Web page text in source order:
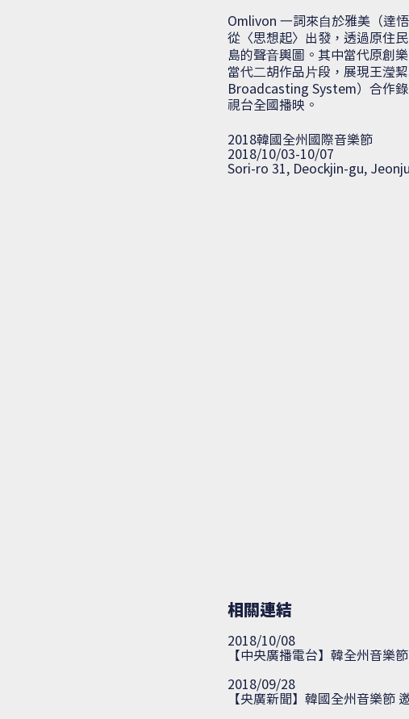
Omlivon ⼀詞來⾃於雅美（達
從〈思想起〉出發，透過原住
島的聲⾳輿圖。其中當代原創
當代⼆胡作品⽚段，展現王瀅
Broadcasting System）合作
視台全國播映。
2018韓國全州國際音樂節
2018/10/03-10/07
Sori-ro 31, Deockjin-gu,
相關連結
2018/10/08
【中央廣播電台】 韓全州音樂
2018/09/28
【央廣新聞】 韓國全州音樂節